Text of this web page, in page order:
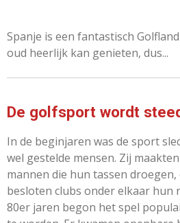
Spanje is een fantastisch
oud heerlijk kan genieten, dus...
De golfsport wordt
In de beginjaren was de sport
wel gestelde mensen. Zij
mannen die hun tassen droegen,
besloten clubs onder elkaar hun
80er jaren begon het spel